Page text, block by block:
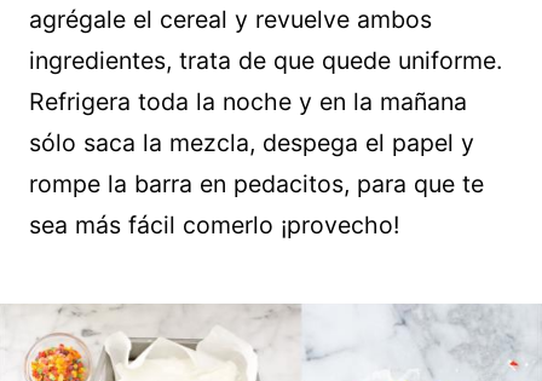
agrégale el cereal y revuelve ambos
ingredientes, trata de que quede uniforme.
Refrigera toda la noche y en la mañana
sólo saca la mezcla, despega el papel y
rompe la barra en pedacitos, para que te
sea más fácil comerlo ¡provecho!